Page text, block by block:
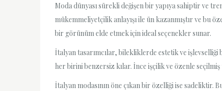
Moda dünyası sürekli değişen bir yapıya sahiptir ve
mükemmeliyetçilik anlayışı ile ün kazanmıştır ve bu
bir görünüm elde etmek için ideal seçenekler sunar.
İtalyan tasarımcılar, bilekliklerde estetik ve
her birini benzersiz kılar. İnce işçilik ve özenle
İtalyan modasının öne çıkan bir özelliği ise